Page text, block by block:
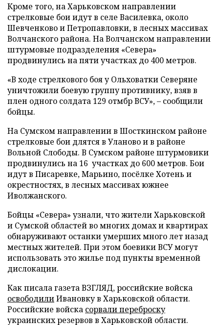
Кроме того, на Харьковском направлении
стрелковые бои идут в селе Василевка, около
Шевченково и Петропавловки, в лесных массивах
Волчанского района. На Волчанском направлении
штурмовые подразделения «Севера»
продвинулись на пяти участках до 400 метров.
«В ходе стрелкового боя у Ольховатки Северяне
уничтожили боевую группу противнику, взяв в
плен одного солдата 129 отмбр ВСУ», – сообщили
бойцы.
На Сумском направлении в Шосткинском районе
стрелковые бои длятся в Уланово и в районе
Вольной Слободы. В Сумском районе штурмовики
продвинулись на 16 участках до 600 метров. Бои
идут в Писаревке, Марьино, посёлке Хотень и
окрестностях, в лесных массивах южнее
Иволжанского.
Бойцы «Севера» узнали, что жители Харьковской
и Сумской областей во многих домах и квартирах
обнаруживают останки умерших много лет назад
местных жителей. При этом боевики ВСУ могут
использовать это жилье под пункты временной
дислокации.
Как писала газета ВЗГЛЯД, российские войска
освободилиИвановку в Харьковской области.
Российские войска сорвали переброску
украинских резервов в Харьковской области.